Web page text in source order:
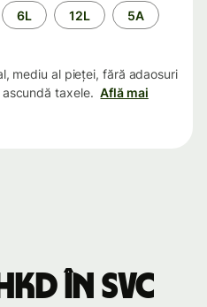
6L 12L 5A
mediu al pieței, fără adaosuri
taxele. Află mai
în SVC